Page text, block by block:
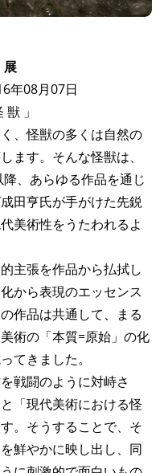
展
年08月07日
」
、怪獣の多くは自然の
ます。そんな怪獣は、
、あらゆる作品を通じ
田亨氏が手がけた先鋭
美術性をうたわれるよ
主張を作品から払拭し
から表現のエッセンス
作品は共通して、まる
術の「本質=原始」の化
てきました。
戦闘のように対峙さ
「現代美術における怪
。そうすることで、そ
鮮やかに映し出し、同